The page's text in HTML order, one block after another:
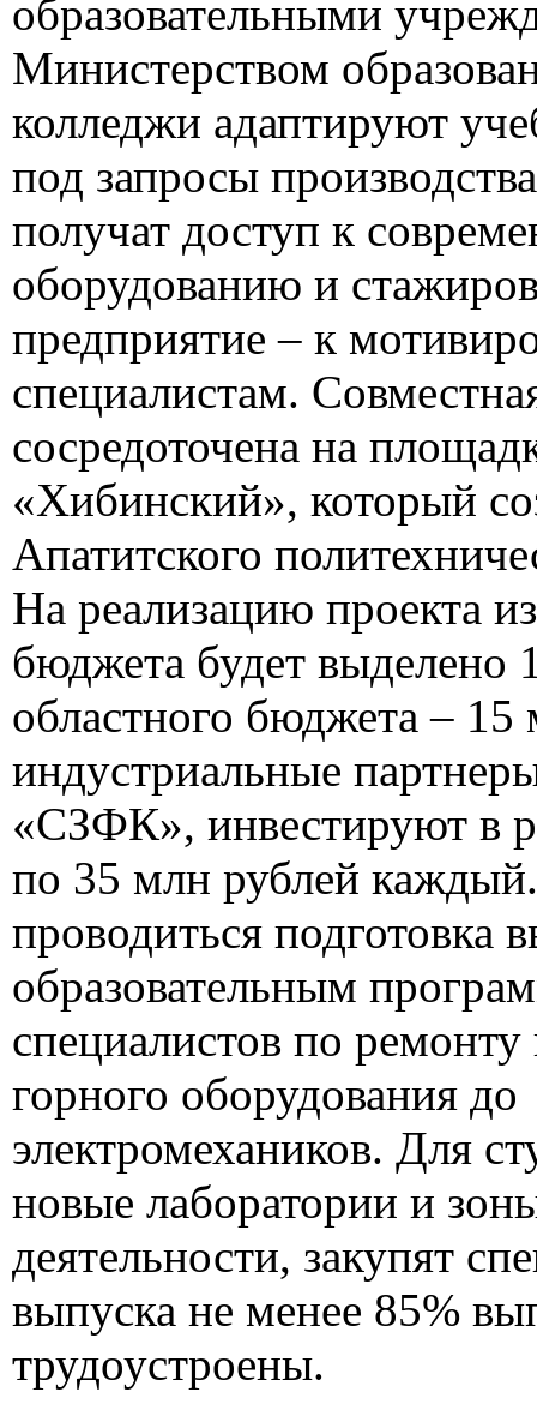
образовательными
Министерством
колледжи адаптируют
под запросы
получат доступ к
оборудованию и
предприятие – к
специалистам.
сосредоточена на
«Хибинский», который
Апатитского
На реализацию проекта
бюджета будет выделено
областного бюджета – 15
индустриальные
«СЗФК», инвестируют в
по 35 млн рублей
проводиться подготовка
образовательным
специалистов по
горного оборудования до
электромехаников. Для
новые лаборатории и
деятельности, закупят
выпуска не менее 85%
трудоустроены.